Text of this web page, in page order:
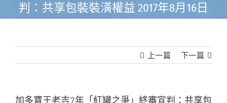
判：共享包裝裝潢權益 2017年8月16日
上一篇 下一篇
加多寶王老吉7年「紅罐之爭」終審宣判：共享包